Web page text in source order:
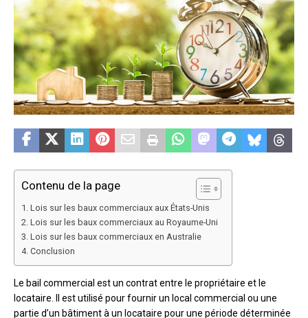
Contenu de la page
Lois sur les baux commerciaux aux États-Unis
Lois sur les baux commerciaux au Royaume-Uni
Lois sur les baux commerciaux en Australie
Conclusion
Le bail commercial est un contrat entre le propriétaire et le
locataire. Il est utilisé pour fournir un local commercial ou une
partie d’un bâtiment à un locataire pour une période déterminée